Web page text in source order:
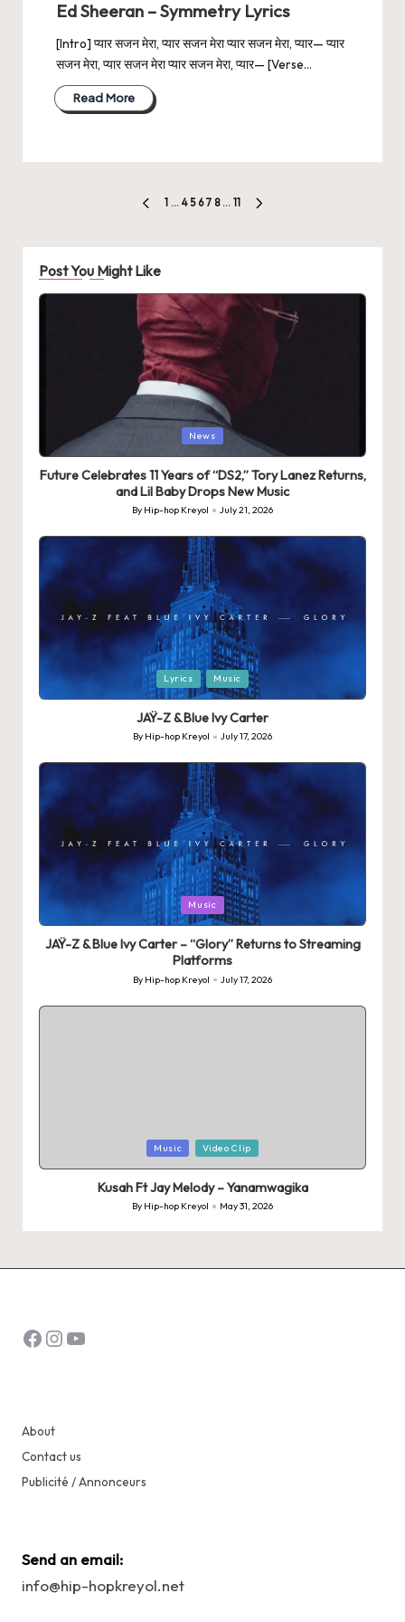
Ed Sheeran – Symmetry Lyrics
[Intro] प्यार सजन मेरा, प्यार सजन मेरा प्यार सजन मेरा, प्यार— प्यार
सजन मेरा, प्यार सजन मेरा प्यार सजन मेरा, प्यार— [Verse…
Read More
PREVIOUS
1 … 4 5 6 7 8 … 11
Post You Might Like
Posted
in
News
Future Celebrates 11 Years of “DS2,” Tory Lanez Returns,
and Lil Baby Drops New Music
Posted
by
By Hip-hop Kreyol July 21, 2026
Posted
in
Lyrics Music
JAŸ-Z & Blue Ivy Carter
Posted
by
By Hip-hop Kreyol July 17, 2026
Posted
in
Music
JAŸ-Z & Blue Ivy Carter – “Glory” Returns to Streaming
Platforms
Posted
By Hip-hop Kreyol July 17, 2026
in
Music Video Clip
Kusah Ft Jay Melody – Yanamwagika
Posted
by
By Hip-hop Kreyol May 31, 2026
Facebook
Instagram
YouTube
About
Contact us
Publicité / Annonceurs
Send an email:
info@hip-hopkreyol.net